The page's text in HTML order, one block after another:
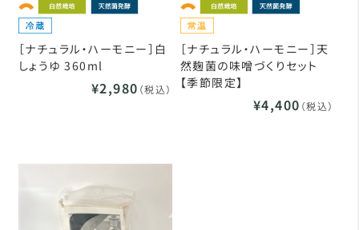
［ナチュラル・ハーモニー］白
しょうゆ 360ml
¥2,980 （税込）
［ナチュラル・ハーモニー］天
然麹菌の味噌づくりセット
【季節限定】
¥4,400 （税込）